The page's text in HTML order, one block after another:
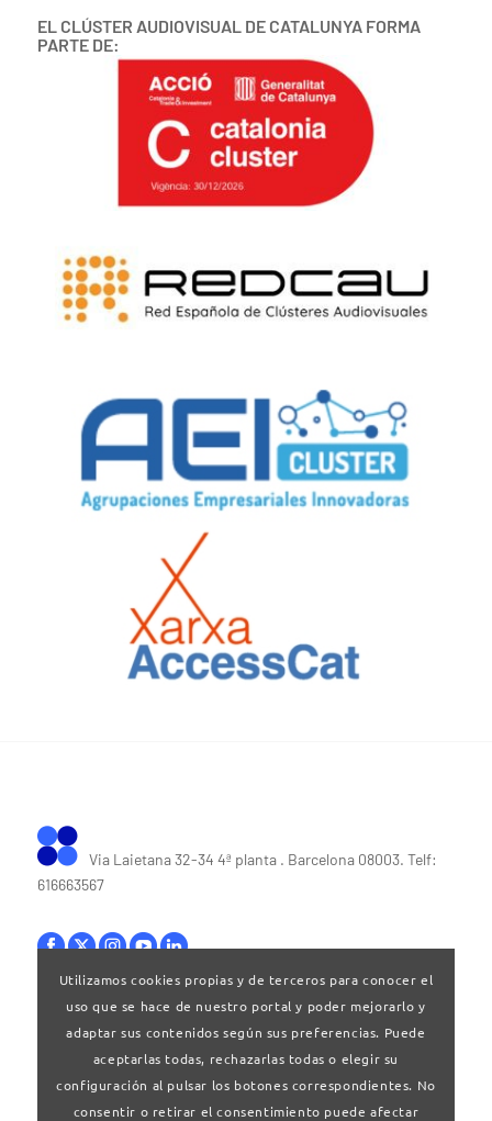
EL CLÚSTER AUDIOVISUAL DE CATALUNYA FORMA
PARTE DE:
Via Laietana 32-34 4ª planta . Barcelona 08003. Telf:
616663567
Bases legales|Política de privacitat
Utilizamos cookies propias y de terceros para conocer el
uso que se hace de nuestro portal y poder mejorarlo y
adaptar sus contenidos según sus preferencias. Puede
aceptarlas todas, rechazarlas todas o elegir su
configuración al pulsar los botones correspondientes. No
consentir o retirar el consentimiento puede afectar